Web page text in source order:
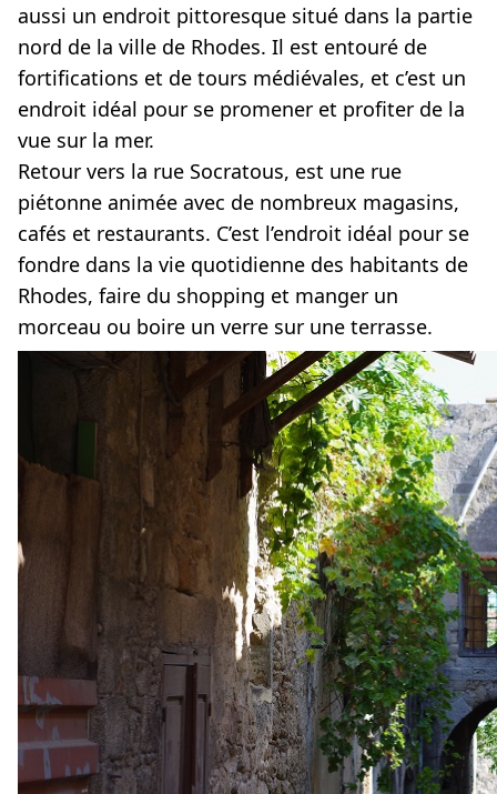
aussi un endroit pittoresque situé dans la partie
nord de la ville de Rhodes. Il est entouré de
fortifications et de tours médiévales, et c’est un
endroit idéal pour se promener et profiter de la
vue sur la mer.
Retour vers la rue Socratous, est une rue
piétonne animée avec de nombreux magasins,
cafés et restaurants. C’est l’endroit idéal pour se
fondre dans la vie quotidienne des habitants de
Rhodes, faire du shopping et manger un
morceau ou boire un verre sur une terrasse.